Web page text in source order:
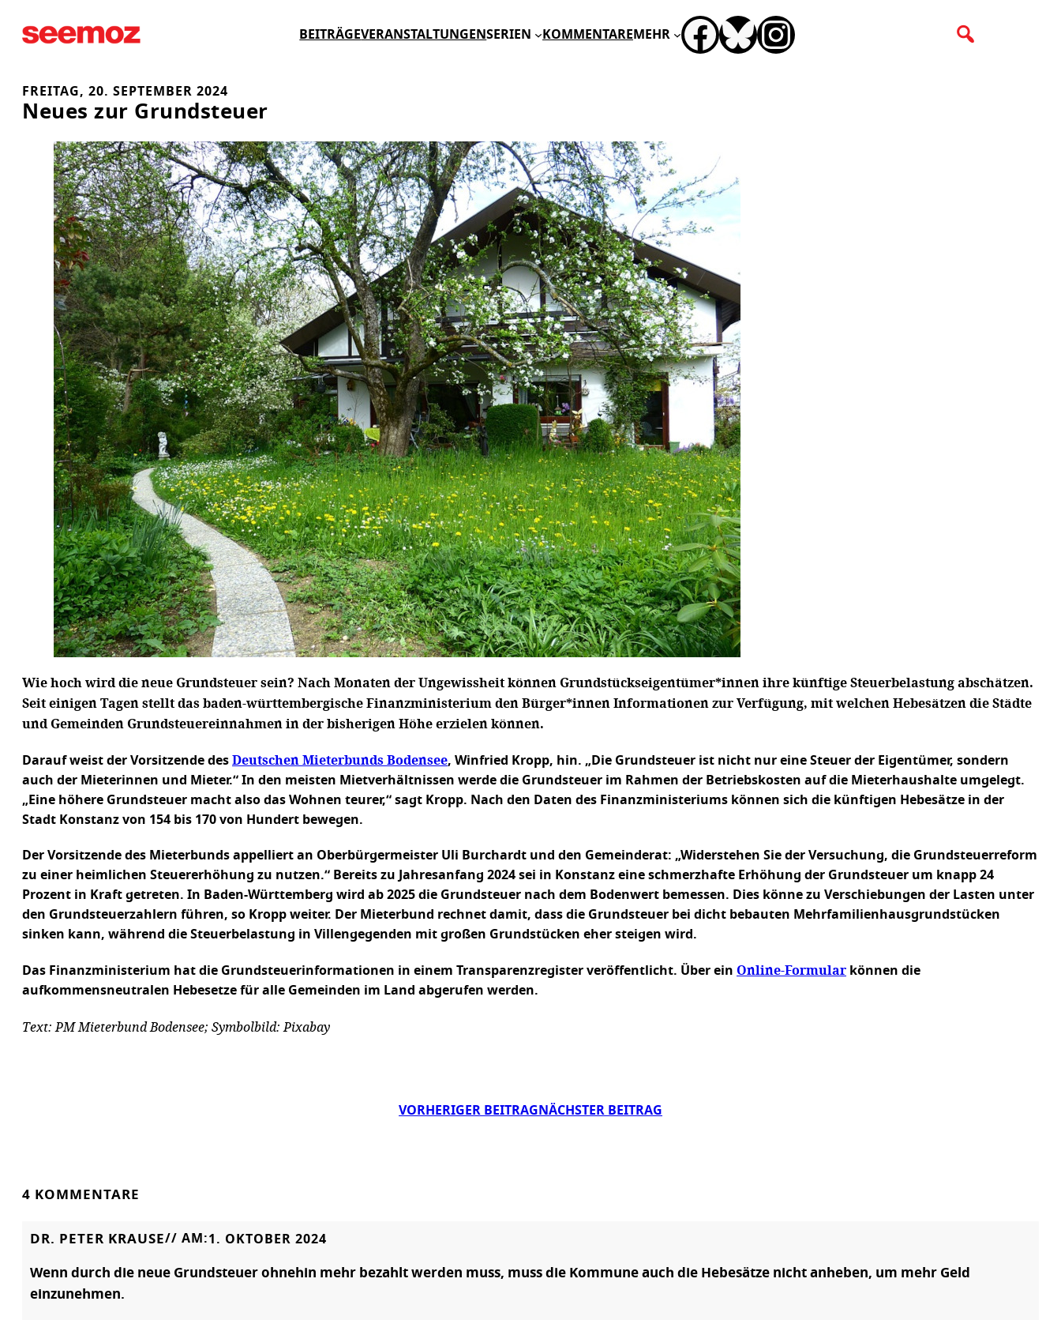
Inhalt
BEITRÄGEVERANSTALTUNGENSERIEN KOMMENTARE MEHR FACEBOOK
BLUESKYINSTAGRAM
FREITAG, 20. SEPTEMBER 2024
Neues zur Grundsteuer
Wie hoch wird die neue Grundsteuer sein? Nach Monaten der Ungewissheit können Grundstückseigentümer*innen ihre künftige Steuerbelastung abschätzen.
Seit einigen Tagen stellt das baden-württembergische Finanzministerium den Bürger*innen Informationen zur Verfügung, mit welchen Hebesätzen die Städte
und Gemeinden Grundsteuereinnahmen in der bisherigen Höhe erzielen können.
Darauf weist der Vorsitzende des Deutschen Mieterbunds Bodensee, Winfried Kropp, hin. „Die Grundsteuer ist nicht nur eine Steuer der Eigentümer, sondern
auch der Mieterinnen und Mieter.“ In den meisten Mietverhältnissen werde die Grundsteuer im Rahmen der Betriebskosten auf die Mieterhaushalte umgelegt.
„Eine höhere Grundsteuer macht also das Wohnen teurer,“ sagt Kropp. Nach den Daten des Finanzministeriums können sich die künftigen Hebesätze in der
Stadt Konstanz von 154 bis 170 von Hundert bewegen.
Der Vorsitzende des Mieterbunds appelliert an Oberbürgermeister Uli Burchardt und den Gemeinderat: „Widerstehen Sie der Versuchung, die Grundsteuerreform
zu einer heimlichen Steuererhöhung zu nutzen.“ Bereits zu Jahresanfang 2024 sei in Konstanz eine schmerzhafte Erhöhung der Grundsteuer um knapp 24
Prozent in Kraft getreten. In Baden-Württemberg wird ab 2025 die Grundsteuer nach dem Bodenwert bemessen. Dies könne zu Verschiebungen der Lasten unter
den Grundsteuerzahlern führen, so Kropp weiter. Der Mieterbund rechnet damit, dass die Grundsteuer bei dicht bebauten Mehrfamilienhausgrundstücken
sinken kann, während die Steuerbelastung in Villengegenden mit großen Grundstücken eher steigen wird.
Das Finanzministerium hat die Grundsteuerinformationen in einem Transparenzregister veröffentlicht. Über ein Online-Formular können die
aufkommensneutralen Hebesetze für alle Gemeinden im Land abgerufen werden.
Text: PM Mieterbund Bodensee; Symbolbild: Pixabay
VORHERIGER BEITRAG NÄCHSTER BEITRAG
4 KOMMENTARE
DR. PETER KRAUSE// AM:1. OKTOBER 2024
Wenn durch die neue Grundsteuer ohnehin mehr bezahlt werden muss, muss die Kommune auch die Hebesätze nicht anheben, um mehr Geld
einzunehmen.